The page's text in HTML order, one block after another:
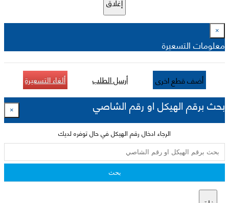
×
معلومات التسعيرة
أضف قطع اخرى أرسل الطلب ألغاء التسعيرة
بحث برقم الهيكل او رقم الشاصي ×
الرجاء ادخال رقم الهيكل في حال توفره لديك
بحث